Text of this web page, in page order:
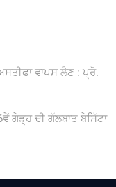
ਵਾਪਸ ਲੈਣ : ਪ੍ਰੋ.
ਗੇੜ੍ਹ ਦੀ ਗੱਲਬਾਤ ਬੇਸਿੱਟਾ